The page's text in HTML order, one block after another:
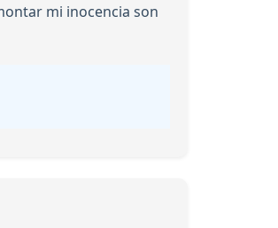
mi inocencia son